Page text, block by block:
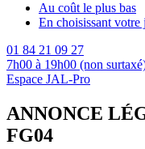
Au coût le plus bas
En choisissant votre
01 84 21 09 27
7h00 à 19h00 (non
Espace JAL-Pro
ANNONCE
FG04